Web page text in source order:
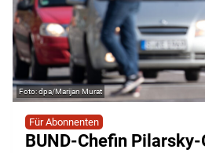
dpa/Marijan Murat
Für Abonnenten
BUND-Chefin Pilarsky-